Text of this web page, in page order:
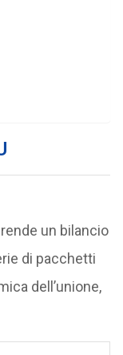
un bilancio
di pacchetti
dell’unione,